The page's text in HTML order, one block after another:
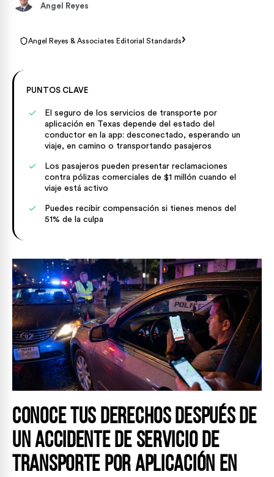
Angel Reyes
Angel Reyes & Associates Editorial Standards›
PUNTOS CLAVE
El seguro de los servicios de transporte por
aplicación en Texas depende del estado del
conductor en la app: desconectado, esperando un
viaje, en camino o transportando pasajeros
Los pasajeros pueden presentar reclamaciones
contra pólizas comerciales de $1 millón cuando el
viaje está activo
Puedes recibir compensación si tienes menos del
51% de la culpa
Conoce tus derechos después de
un accidente de servicio de
transporte por aplicación en